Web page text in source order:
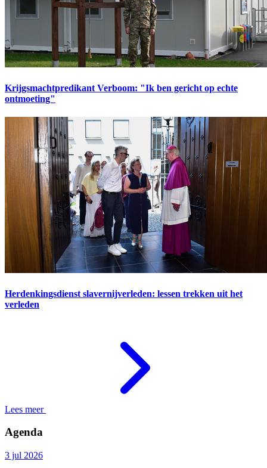
Krijgsmachtpredikant Verboom: "Ik ben gericht op echte
ontmoeting"
Herdenkingsdienst slavernijverleden: lessen trekken uit het
verleden
Lees meer
Agenda
3 jul 2026